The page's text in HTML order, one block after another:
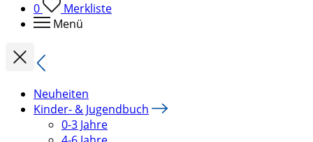
0
Merkliste
Menü
Neuheiten
Kinder- & Jugendbuch
0-3 Jahre